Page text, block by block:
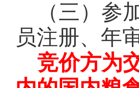
（三）参
员注册、年
竞价方为